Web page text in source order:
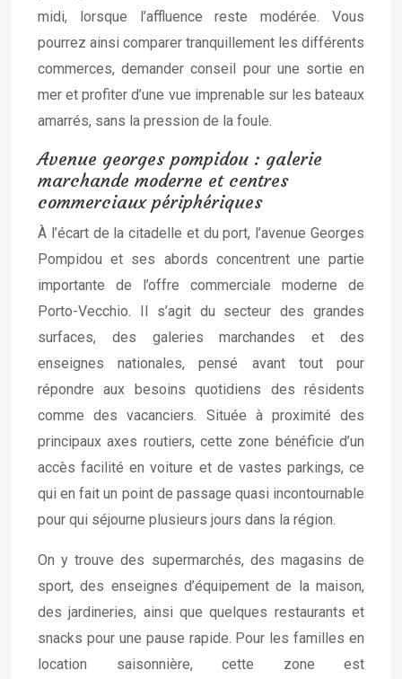
midi, lorsque l’affluence reste modérée. Vous
pourrez ainsi comparer tranquillement les différents
commerces, demander conseil pour une sortie en
mer et profiter d’une vue imprenable sur les bateaux
amarrés, sans la pression de la foule.
Avenue georges pompidou : galerie
marchande moderne et centres
commerciaux périphériques
À l’écart de la citadelle et du port, l’avenue Georges
Pompidou et ses abords concentrent une partie
importante de l’offre commerciale moderne de
Porto-Vecchio. Il s’agit du secteur des grandes
surfaces, des galeries marchandes et des
enseignes nationales, pensé avant tout pour
répondre aux besoins quotidiens des résidents
comme des vacanciers. Située à proximité des
principaux axes routiers, cette zone bénéficie d’un
accès facilité en voiture et de vastes parkings, ce
qui en fait un point de passage quasi incontournable
pour qui séjourne plusieurs jours dans la région.
On y trouve des supermarchés, des magasins de
sport, des enseignes d’équipement de la maison,
des jardineries, ainsi que quelques restaurants et
snacks pour une pause rapide. Pour les familles en
location saisonnière, cette zone est